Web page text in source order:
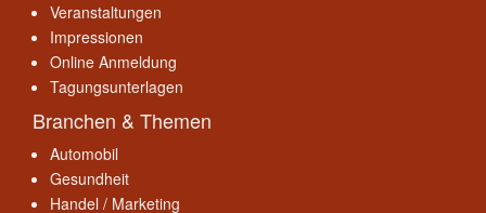
Veranstaltungen
Impressionen
Online Anmeldung
Tagungsunterlagen
Branchen & Themen
Automobil
Gesundheit
Handel / Marketing